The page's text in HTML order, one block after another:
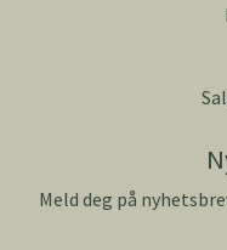
Meld deg på